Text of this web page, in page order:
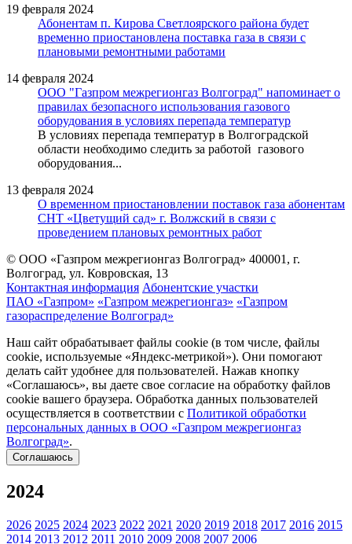
19 февраля 2024
Абонентам п. Кирова Светлоярского района будет
временно приостановлена поставка газа в связи с
плановыми ремонтными работами
14 февраля 2024
ООО "Газпром межрегионгаз Волгоград" напоминает о
правилах безопасного использования газового
оборудования в условиях перепада температур
В условиях перепада температур в Волгоградской
области необходимо следить за работой газового
оборудования...
13 февраля 2024
О временном приостановлении поставок газа абонентам
СНТ «Цветущий сад» г. Волжский в связи с
проведением плановых ремонтных работ
© ООО «Газпром межрегионгаз Волгоград» 400001, г.
Волгоград, ул. Ковровская, 13
Контактная информация Абонентские участки
ПАО «Газпром» «Газпром межрегионгаз» «Газпром
газораспределение Волгоград»
Наш сайт обрабатывает файлы cookie (в том числе, файлы
cookie, используемые «Яндекс-метрикой»). Они помогают
делать сайт удобнее для пользователей. Нажав кнопку
«Соглашаюсь», вы даете свое согласие на обработку файлов
cookie вашего браузера. Обработка данных пользователей
осуществляется в соответствии с Политикой обработки
персональных данных в ООО «Газпром межрегионгаз
Волгоград».
Соглашаюсь
2024
2026 2025 2024 2023 2022 2021 2020 2019 2018 2017 2016 2015
2014 2013 2012 2011 2010 2009 2008 2007 2006